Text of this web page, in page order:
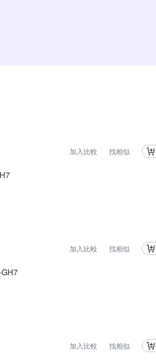
加入比較 找相似
加入比較 找相似
加入比較 找相似